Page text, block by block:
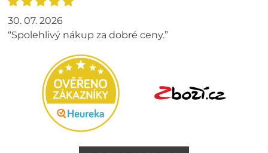
30. 07. 2026
“Spolehlivý nákup za dobré ceny.”